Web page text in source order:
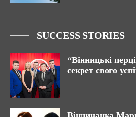
SUCCESS STORIES
“Вінницькі
секрет свого